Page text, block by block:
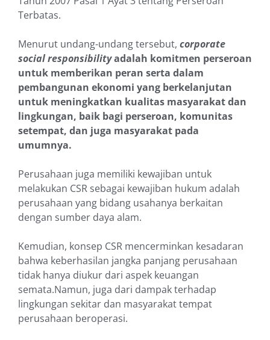
Terbatas.
Menurut undang-undang tersebut, corporate
social responsibilityadalah komitmen perseroan
untuk memberikan peran serta dalam
pembangunan ekonomi yang berkelanjutan
untuk meningkatkan kualitas masyarakat dan
lingkungan, baik bagi perseroan, komunitas
setempat, dan juga masyarakat pada
umumnya.
Perusahaan juga memiliki kewajiban untuk
melakukan CSR sebagai kewajiban hukum adalah
perusahaan yang bidang usahanya berkaitan
dengan sumber daya alam.
Kemudian, konsep CSR mencerminkan kesadaran
bahwa keberhasilan jangka panjang perusahaan
tidak hanya diukur dari aspek keuangan
semata.Namun, juga dari dampak terhadap
lingkungan sekitar dan masyarakat tempat
perusahaan beroperasi.